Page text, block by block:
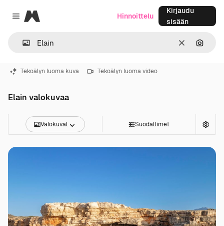
Close menu
Magnific
SelkeäHae
Hinnoittelu
Kirjaudu
sisään
Tekoälyn luoma kuva Tekoälyn luoma video
Elain valokuvaa
Valokuvat Suodattimet